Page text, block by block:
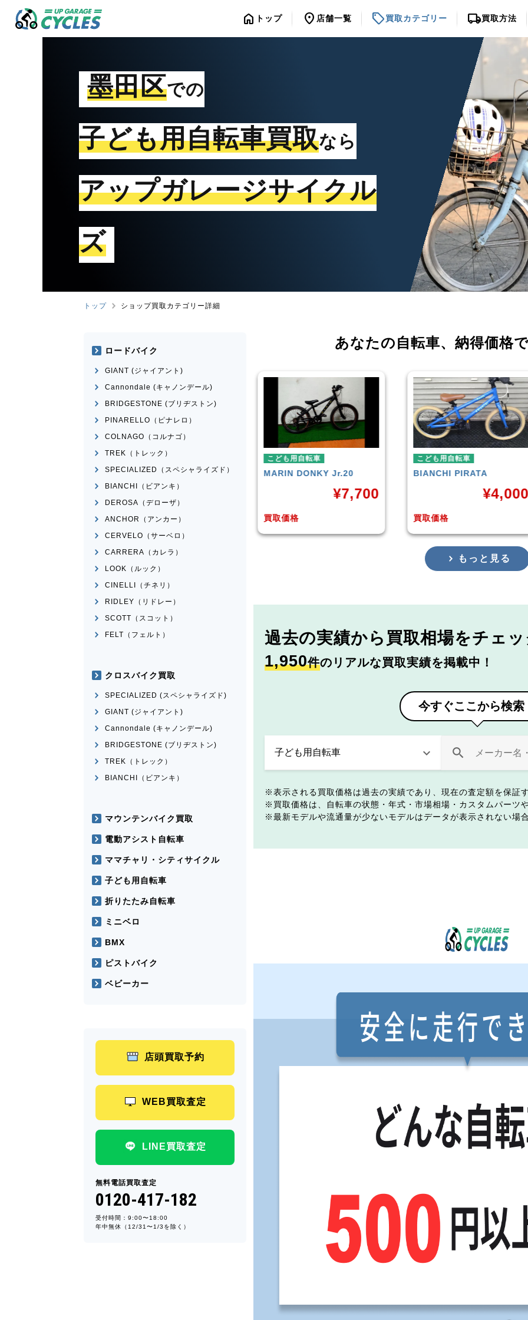
home トップ location_on 店舗一覧 sell買取カテゴリー local_shipping買取方法
墨田区での
子ども用自転車買取なら
アップガレージサイクル
ズ
トップ ショップ買取カテゴリー詳細
あなたの自転車、 納得価格
こども用自転車
MARINDONKY Jr.20
買取価格
こども用自転車
BIANCHIPIRATA
買取価格
¥4,000
こども用自転車
玉越工業MAHALO
買取価格
¥
もっと見る
過去の実績から 買取相場をチェ
1,950件のリアルな買取実績を掲載中！
今すぐここから検索
表示される買取価格は過去の実績であり、現在の査定額を保証
買取価格は、自転車の状態・年式・市場相場・カスタムパーツ
最新モデルや流通量が少ないモデルはデータが表示されない場
ロードバイク
GIANT (ジャイアント)
Cannondale (キャノンデール)
BRIDGESTONE (ブリヂストン)
PINARELLO（ピナレロ）
COLNAGO（コルナゴ）
TREK（トレック）
SPECIALIZED（スペシャライズド）
BIANCHI（ビアンキ）
DEROSA（デローザ）
ANCHOR（アンカー）
CERVELO（サーベロ）
CARRERA（カレラ）
LOOK（ルック）
CINELLI（チネリ）
RIDLEY（リドレー）
SCOTT（スコット）
FELT（フェルト）
クロスバイク買取
SPECIALIZED (スペシャライズド)
GIANT (ジャイアント)
Cannondale (キャノンデール)
BRIDGESTONE (ブリヂストン)
TREK（トレック）
BIANCHI（ビアンキ）
マウンテンバイク買取
電動アシスト自転車
ママチャリ・シティサイクル
子ども用自転車
折りたたみ自転車
ミニベロ
BMX
ピストバイク
ベビーカー
店頭買取予約
WEB買取査定
LINE買取査定
無料電話買取査定
0120-417-182
受付時間：9:00〜18:00
年中無休（12/31〜1/3を除く）